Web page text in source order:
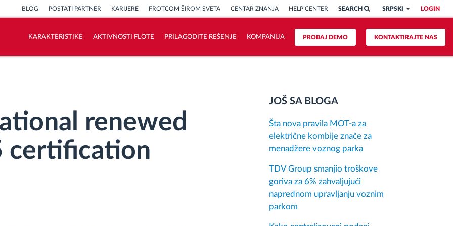
LOGIN
SRPSKI
SEARCH
BLOG POSTATI PARTNER KARIJERE FROTCOM ŠIROM SVETA CENTAR ZNANJA HELP CENTER
KONTAKTIRAJTE NAS
PROBAJ DEMO
KARAKTERISTIKE AKTIVNOSTI FLOTE PRILAGODITE REŠENJE KOMPANIJA
renewed
certification
JOŠ SA BLOGA
Šta nova pravila MOT-a za
električne kombije znače za
menadžere voznog parka
TDV Group smanjio troškove
goriva za 6% zahvaljujući
naprednom upravljanju voznim
parkom